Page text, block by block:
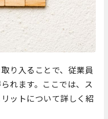
り入ることで、従業員
れます。ここでは、ス
ットについて詳しく紹